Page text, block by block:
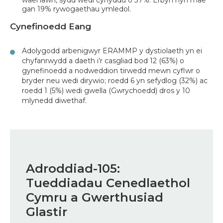
gan 19% rywogaethau ymledol.
Cynefinoedd Eang
Adolygodd arbenigwyr ERAMMP y dystiolaeth yn ei
chyfanrwydd a daeth i’r casgliad bod 12 (63%) o
gynefinoedd a nodweddion tirwedd mewn cyflwr o
bryder neu wedi dirywio; roedd 6 yn sefydlog (32%) ac
roedd 1 (5%) wedi gwella (Gwrychoedd) dros y 10
mlynedd diwethaf.
Adroddiad-105:
Tueddiadau Cenedlaethol
Cymru a Gwerthusiad
Glastir